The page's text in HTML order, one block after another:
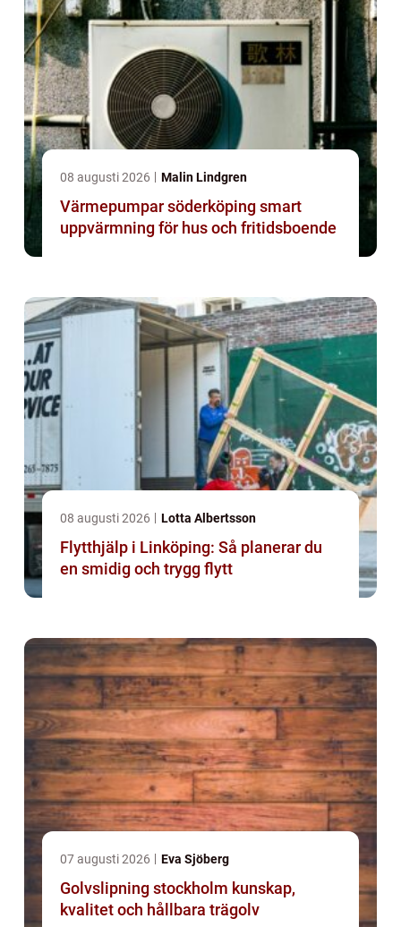
08 augusti 2026 Malin Lindgren
Värmepumpar söderköping smart
uppvärmning för hus och fritidsboende
08 augusti 2026 Lotta Albertsson
Flytthjälp i Linköping: Så planerar du
en smidig och trygg flytt
07 augusti 2026 Eva Sjöberg
Golvslipning stockholm kunskap,
kvalitet och hållbara trägolv